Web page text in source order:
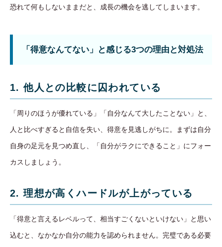
恐れて何もしないままだと、成長の機会を逃してしまいます。
「得意なんてない」と感じる3つの理由と対処法
1. 他人との比較に囚われている
「周りのほうが優れている」「自分なんて大したことない」と、
人と比べすぎると自信を失い、得意を見逃しがちに。まずは自分
自身の足元を見つめ直し、「自分がラクにできること」にフォー
カスしましょう。
2. 理想が高くハードルが上がっている
「得意と言えるレベルって、相当すごくないといけない」と思い
込むと、なかなか自分の能力を認められません。完璧である必要